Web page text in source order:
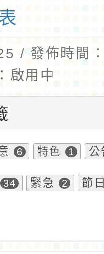
/ 發佈時間
啟用中
6 特色 1 公
34 緊急 2 節